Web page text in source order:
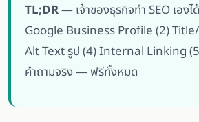
TL;DR— เจ้าของธุรกิจทำ SEO เองไ
Google Business Profile (2)
Alt Text รูป (4) Internal Linking
คำถามจริง — ฟรีทั้งหมด